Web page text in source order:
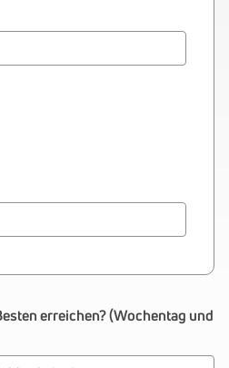
erreichen? (Wochentag und